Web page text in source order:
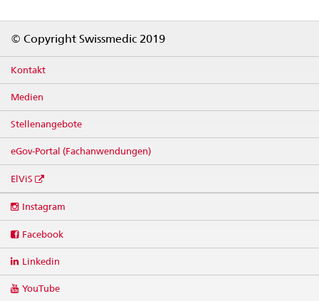
© Copyright Swissmedic 2019
Kontakt
Medien
Stellenangebote
eGov-Portal (Fachanwendungen)
ElViS
media
Instagram
Facebook
Linkedin
YouTube